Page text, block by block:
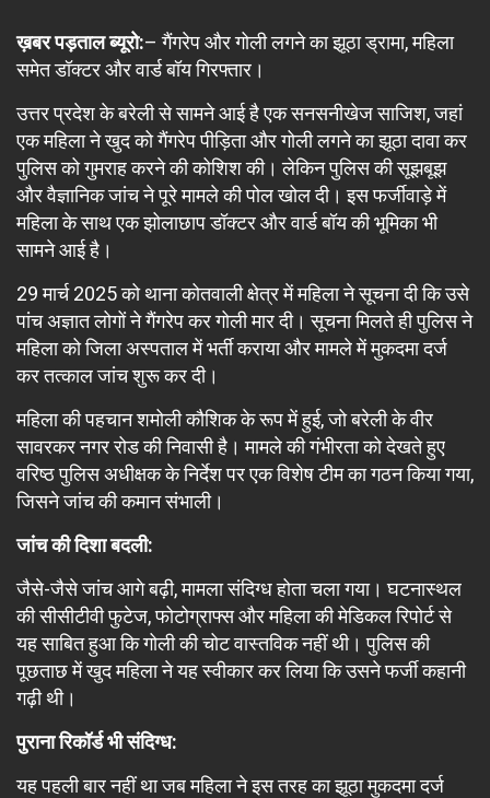
ख़बर पड़ताल ब्यूरो:– गैंगरेप और गोली लगने का झूठा ड्रामा, महिला
समेत डॉक्टर और वार्ड बॉय गिरफ्तार।
उत्तर प्रदेश के बरेली से सामने आई है एक सनसनीखेज साजिश, जहां
एक महिला ने खुद को गैंगरेप पीड़िता और गोली लगने का झूठा दावा कर
पुलिस को गुमराह करने की कोशिश की। लेकिन पुलिस की सूझबूझ
और वैज्ञानिक जांच ने पूरे मामले की पोल खोल दी। इस फर्जीवाड़े में
महिला के साथ एक झोलाछाप डॉक्टर और वार्ड बॉय की भूमिका भी
सामने आई है।
29 मार्च 2025 को थाना कोतवाली क्षेत्र में महिला ने सूचना दी कि उसे
पांच अज्ञात लोगों ने गैंगरेप कर गोली मार दी। सूचना मिलते ही पुलिस ने
महिला को जिला अस्पताल में भर्ती कराया और मामले में मुकदमा दर्ज
कर तत्काल जांच शुरू कर दी।
महिला की पहचान शमोली कौशिक के रूप में हुई, जो बरेली के वीर
सावरकर नगर रोड की निवासी है। मामले की गंभीरता को देखते हुए
वरिष्ठ पुलिस अधीक्षक के निर्देश पर एक विशेष टीम का गठन किया गया,
जिसने जांच की कमान संभाली।
जांच की दिशा बदली:
जैसे-जैसे जांच आगे बढ़ी, मामला संदिग्ध होता चला गया। घटनास्थल
की सीसीटीवी फुटेज, फोटोग्राफ्स और महिला की मेडिकल रिपोर्ट से
यह साबित हुआ कि गोली की चोट वास्तविक नहीं थी। पुलिस की
पूछताछ में खुद महिला ने यह स्वीकार कर लिया कि उसने फर्जी कहानी
गढ़ी थी।
पुराना रिकॉर्ड भी संदिग्ध:
यह पहली बार नहीं था जब महिला ने इस तरह का झूठा मुकदमा दर्ज